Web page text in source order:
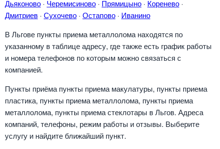
Дьяконово · Черемисиново · Прямицыно · Коренево ·
Дмитриев · Сухочево · Остапово · Иванино
В Льгове пункты приема металлолома находятся по
указанному в таблице адресу, где также есть график работы
и номера телефонов по которым можно связаться с
компанией.
Пункты приёма пункты приема макулатуры, пункты приема
пластика, пункты приема металлолома, пункты приема
металлолома, пункты приема стеклотары в Льгов. Адреса
компаний, телефоны, режим работы и отзывы. Выберите
услугу и найдите ближайший пункт.